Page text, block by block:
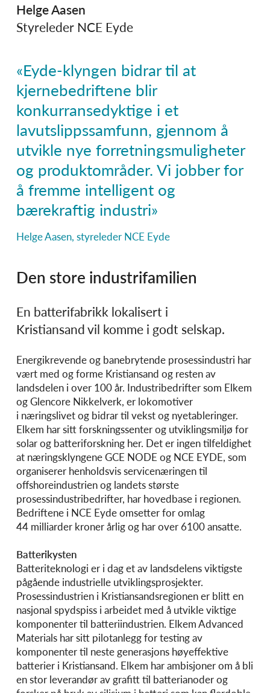
Helge Aasen
Styreleder NCE Eyde
«Eyde-klyngen bidrar til at
kjernebedriftene blir
konkurransedyktige i et
lavutslippssamfunn, gjennom å
utvikle nye forretningsmuligheter
og produktområder. Vi jobber for
å fremme intelligent og
bærekraftig industri»
Helge Aasen, styreleder NCE Eyde
Den store industrifamilien
En batterifabrikk lokalisert i
Kristiansand vil komme i godt selskap.
Energikrevende og banebrytende prosessindustri har
vært med og forme Kristiansand og resten av
landsdelen i over 100 år. Industribedrifter som Elkem
og Glencore Nikkelverk, er lokomotiver
i næringslivet og bidrar til vekst og nyetableringer.
Elkem har sitt forskningssenter og utviklingsmiljø for
solar og batteriforskning her. Det er ingen tilfeldighet
at næringsklyngene GCE NODE og NCE EYDE, som
organiserer henholdsvis servicenæringen til
offshoreindustrien og landets største
prosessindustribedrifter, har hovedbase i regionen.
Bedriftene i NCE Eyde omsetter for omlag
44 milliarder kroner årlig og har over 6100 ansatte.
Batterikysten
Batteriteknologi er i dag et av landsdelens viktigste
pågående industrielle utviklingsprosjekter.
Prosessindustrien i Kristiansandsregionen er blitt en
nasjonal spydspiss i arbeidet med å utvikle viktige
komponenter til batteriindustrien. Elkem Advanced
Materials har sitt pilotanlegg for testing av
komponenter til neste generasjons høyeffektive
batterier i Kristiansand. Elkem har ambisjoner om å bli
en stor leverandør av grafitt til batterianoder og